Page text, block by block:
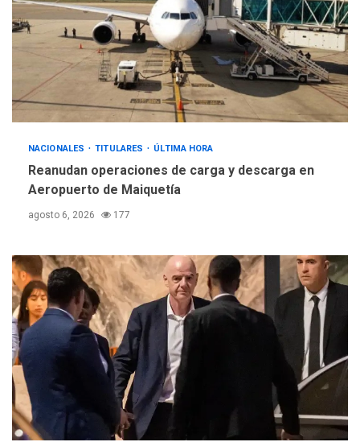
3
sauditas
4
REGIONALES ÚLTIMA HORA
Instituciones estadales se
suman al Plan Agosto de
Escuelas Abiertas 2026
5
REGIONALES
Concejo Municipal de
Mariño respalda a Cámara
NACIONALES TITULARES ÚLTIMA HORA
Reanudan operaciones de carga y descarga en
Aeropuerto de Maiquetía
agosto 6, 2026 177